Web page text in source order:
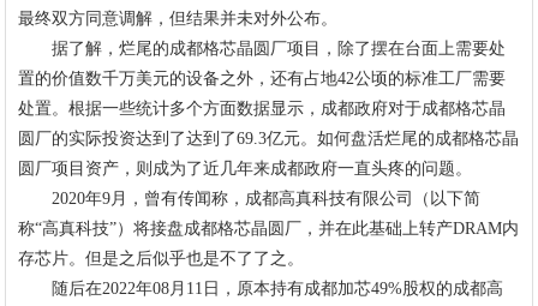
最终双方同意调解，但结果并未对外公布。
据了解，烂尾的成都格芯晶圆厂项目，除了摆在台面上需要处
置的价值数千万美元的设备之外，还有占地42公顷的标准工厂需要
处置。根据一些统计多个方面数据显示，成都政府对于成都格芯晶
圆厂的实际投资达到了达到了69.3亿元。如何盘活烂尾的成都格芯晶
圆厂项目资产，则成为了近几年来成都政府一直头疼的问题。
2020年9月，曾有传闻称，成都高真科技有限公司（以下简
称“高真科技”）将接盘成都格芯晶圆厂，并在此基础上转产DRAM内
存芯片。但是之后似乎也是不了了之。
随后在2022年08月11日，原本持有成都加芯49%股权的成都高